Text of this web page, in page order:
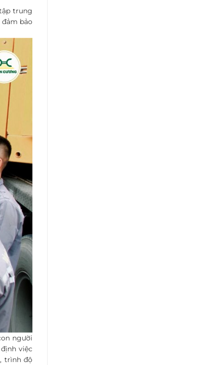
trung
bảo
người
việc
trình độ